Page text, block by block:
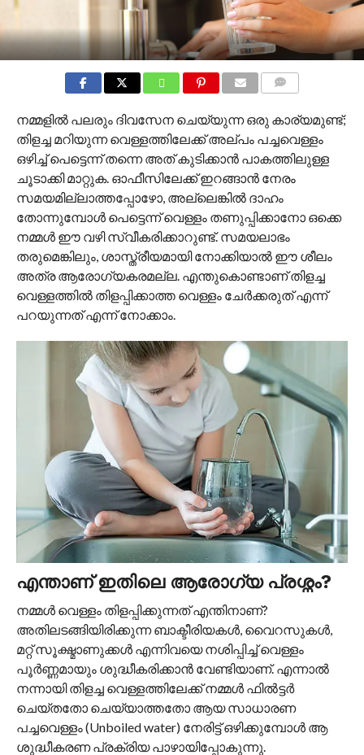
നമ്മളിൽ പലരും ദിവസേന ചെയ്യുന്ന ഒരു കാര്യമുണ്ട്;
തിളച്ച മറിയുന്ന വെള്ളത്തിലേക്ക് അല്പം പച്ചവെള്ളം
ഒഴിച്ച് പെട്ടെന്ന് തന്നെ അത് കുടിക്കാൻ പാകത്തിലുള്ള
ചൂടാക്കി മാറ്റുക. ഓഫീസിലേക്ക് ഇറങ്ങാൻ നേരം
സമയമില്ലാത്തപ്പോഴോ, അല്ലെങ്കിൽ ദാഹം
തോന്നുമ്പോൾ പെട്ടെന്ന് വെള്ളം തണുപ്പിക്കാനോ ഒക്കെ
നമ്മൾ ഈ വഴി സ്വീകരിക്കാറുണ്ട്. സമയലാഭം
തരുമെങ്കിലും, ശാസ്ത്രീയമായി നോക്കിയാൽ ഈ ശീലം
അത്ര ആരോഗ്യകരമല്ല. എന്തുകൊണ്ടാണ് തിളച്ച
വെള്ളത്തിൽ തിളപ്പിക്കാത്ത വെള്ളം ചേർക്കരുത് എന്ന്
പറയുന്നത് എന്ന് നോക്കാം.
എന്താണ് ഇതിലെ ആരോഗ്യ പ്രശ്നം?
നമ്മൾ വെള്ളം തിളപ്പിക്കുന്നത് എന്തിനാണ്?
അതിലടങ്ങിയിരിക്കുന്ന ബാക്ടീരിയകൾ, വൈറസുകൾ,
മറ്റ് സൂക്ഷ്മാണുക്കൾ എന്നിവയെ നശിപ്പിച്ച് വെള്ളം
പൂർണ്ണമായും ശുദ്ധീകരിക്കാൻ വേണ്ടിയാണ്. എന്നാൽ
നന്നായി തിളച്ച വെള്ളത്തിലേക്ക് നമ്മൾ ഫിൽട്ടർ
ചെയ്തതോ ചെയ്യാത്തതോ ആയ സാധാരണ
പച്ചവെള്ളം (Unboiled water) നേരിട്ട് ഒഴിക്കുമ്പോൾ ആ
ശുദ്ധീകരണ പ്രക്രിയ പാഴായിപ്പോകുന്നു.